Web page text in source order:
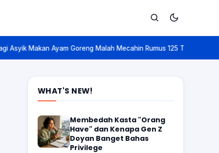
Mecahin Rumus 125 Tahun? Ini Kisah 'Nobel Matematika'
WHAT'S NEW!
Membedah Kasta "Orang
Have" dan Kenapa Gen Z
Doyan Banget Bahas
Privilege